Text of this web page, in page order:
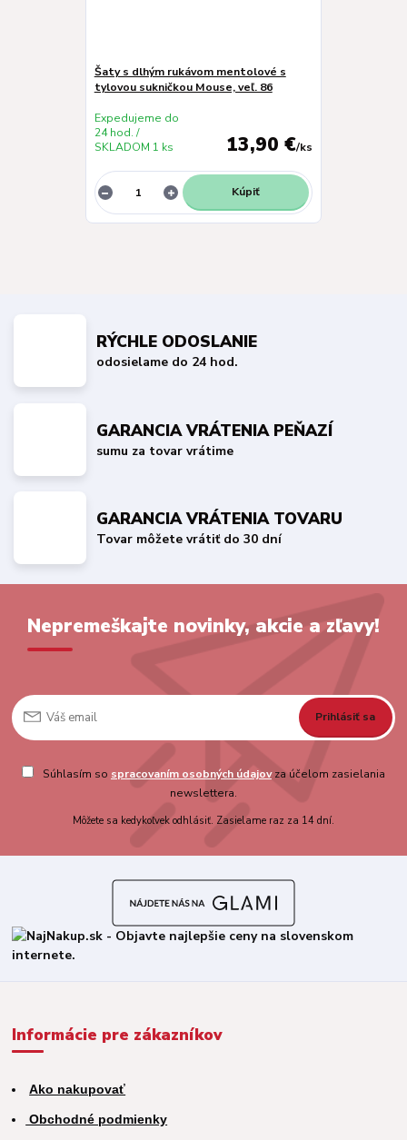
Šaty s dlhým rukávom mentolové s
tylovou sukničkou Mouse, veľ. 86
13,90 €/ks
Expedujeme do
24 hod. /
SKLADOM 1 ks
Kúpiť
RÝCHLE ODOSLANIE
odosielame do 24 hod.
GARANCIA VRÁTENIA PEŇAZÍ
sumu za tovar vrátime
GARANCIA VRÁTENIA TOVARU
Tovar môžete vrátiť do 30 dní
Nepremeškajte novinky, akcie a zľavy!
Prihlásiť sa
Súhlasím so spracovaním osobných údajovza účelom zasielania
newslettera.
Môžete sa kedykoľvek odhlásiť. Zasielame raz za 14 dní.
Informácie pre zákazníkov
Ako nakupovať
Obchodné podmienky